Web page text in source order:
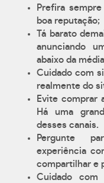
Prefira
boa reputação;
Tá barato
anunciando
abaixo da
Cuidado com
realmente do
Evite comprar
Há uma
desses canais.
Pergunte
experiência
compartilhar e
Cuidado com